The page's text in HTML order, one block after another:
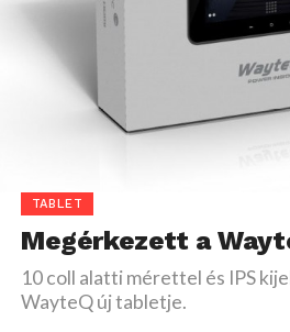
TABLET
Megérkezett a
10 coll alatti mérettel és IPS
WayteQ új tabletje.